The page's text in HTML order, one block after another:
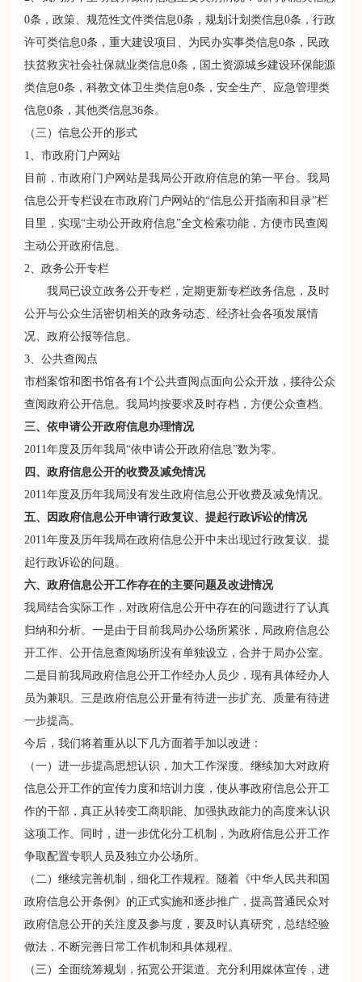
0条，政策、规范性文件类信息0条，规划计划类信息0条，行政
许可类信息0条，重大建设项目、为民办实事类信息0条，民政
扶贫救灾社会社保就业类信息0条，国土资源城乡建设环保能源
类信息0条，科教文体卫生类信息0条，安全生产、应急管理类
信息0条，其他类信息36条。
（三）信息公开的形式
1、市政府门户网站
目前，市政府门户网站是我局公开政府信息的第一平台。我局
信息公开专栏设在市政府门户网站的“信息公开指南和目录”栏
目里，实现“主动公开政府信息”全文检索功能，方便市民查阅
主动公开政府信息。
2、政务公开专栏
我局已设立政务公开专栏，定期更新专栏政务信息，及时
公开与公众生活密切相关的政务动态、经济社会各项发展情
况、政府公报等信息。
3、公共查阅点
市档案馆和图书馆各有1个公共查阅点面向公众开放，接待公众
查阅政府公开信息。我局均按要求及时存档，方便公众查档。
三、依申请公开政府信息办理情况
2011年度及历年我局“依申请公开政府信息”数为零。
四、政府信息公开的收费及减免情况
2011年度及历年我局没有发生政府信息公开收费及减免情况。
五、因政府信息公开申请行政复议、提起行政诉讼的情况
2011年度及历年我局在政府信息公开中未出现过行政复议、提
起行政诉讼的问题。
六、政府信息公开工作存在的主要问题及改进情况
我局结合实际工作，对政府信息公开中存在的问题进行了认真
归纳和分析。一是由于目前我局办公场所紧张，局政府信息公
开工作、公开信息查阅场所没有单独设立，合并于局办公室。
二是目前我局政府信息公开工作经办人员少，现有具体经办人
员为兼职。三是政府信息公开量有待进一步扩充、质量有待进
一步提高。
今后，我们将着重从以下几方面着手加以改进：
（一）进一步提高思想认识，加大工作深度。继续加大对政府
信息公开工作的宣传力度和培训力度，使从事政府信息公开工
作的干部，真正从转变工商职能、加强执政能力的高度来认识
这项工作。同时，进一步优化分工机制，为政府信息公开工作
争取配置专职人员及独立办公场所。
（二）继续完善机制，细化工作规程。随着《中华人民共和国
政府信息公开条例》的正式实施和逐步推广，提高普通民众对
政府信息公开的关注度及参与度，要及时认真研究，总结经验
做法，不断完善日常工作机制和具体规程。
（三）全面统筹规划，拓宽公开渠道。充分利用媒体宣传，进